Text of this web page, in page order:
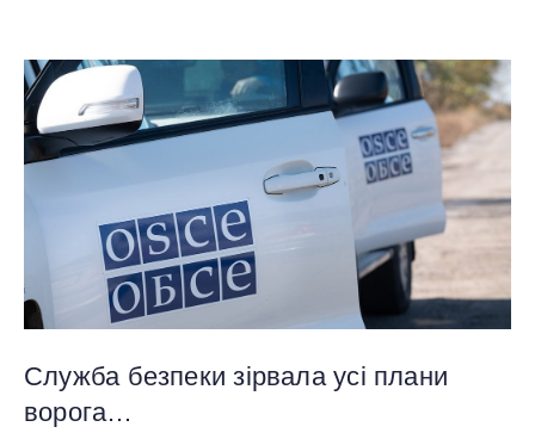
Служба безпеки зірвала усі плани
ворога…